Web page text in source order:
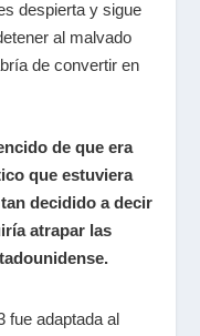
despierta y sigue
al malvado
de convertir en
de que era
que estuviera
decidido a decir
atrapar las
adaptada al